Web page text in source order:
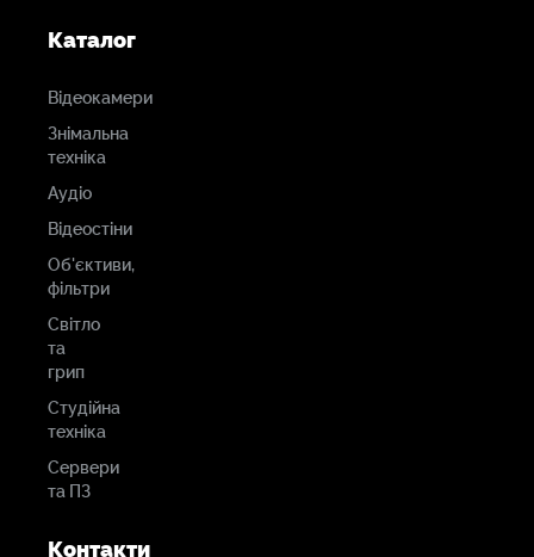
Каталог
Відеокамери
Знімальна
техніка
Аудіо
Відеостіни
Об'єктиви,
фільтри
Світло
та
грип
Студійна
техніка
Сервери
та ПЗ
Контакти